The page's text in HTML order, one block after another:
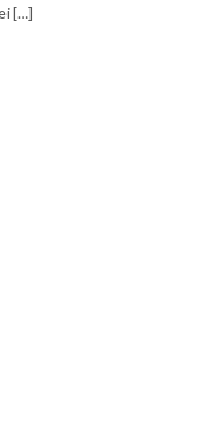
[…]